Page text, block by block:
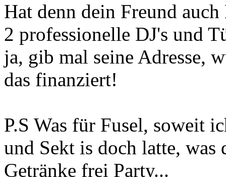
Hat denn dein Freund
2 professionelle DJ's und
ja, gib mal seine Adresse,
das finanziert!
P.S Was für Fusel, soweit
und Sekt is doch latte,
Getränke frei Party...